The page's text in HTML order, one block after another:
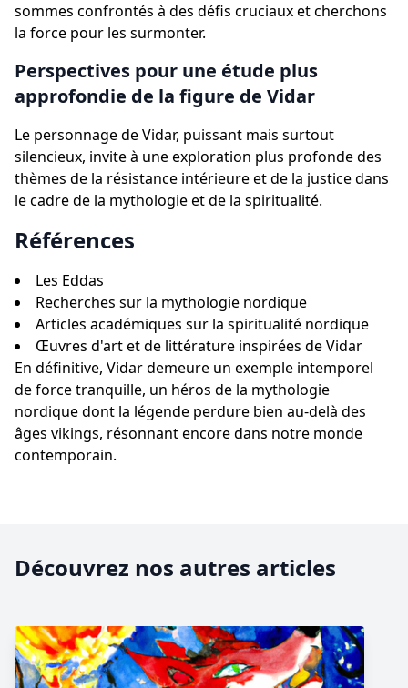
sommes confrontés à des défis cruciaux et cherchons
la force pour les surmonter.
Perspectives pour une étude plus
approfondie de la figure de Vidar
Le personnage de Vidar, puissant mais surtout
silencieux, invite à une exploration plus profonde des
thèmes de la résistance intérieure et de la justice dans
le cadre de la mythologie et de la spiritualité.
Références
Les Eddas
Recherches sur la mythologie nordique
Articles académiques sur la spiritualité nordique
Œuvres d'art et de littérature inspirées de Vidar
En définitive, Vidar demeure un exemple intemporel
de force tranquille, un héros de la mythologie
nordique dont la légende perdure bien au-delà des
âges vikings, résonnant encore dans notre monde
contemporain.
Découvrez nos autres articles